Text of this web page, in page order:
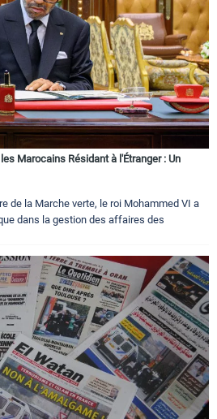
Marocains Résidant à l'Étranger : Un
de la Marche verte, le roi Mohammed VI a
dans la gestion des affaires des